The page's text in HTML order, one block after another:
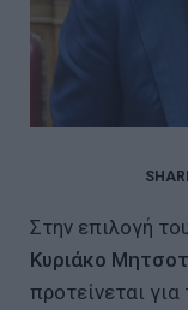
Στην επιλογή
Κυριάκο
προτείνεται για